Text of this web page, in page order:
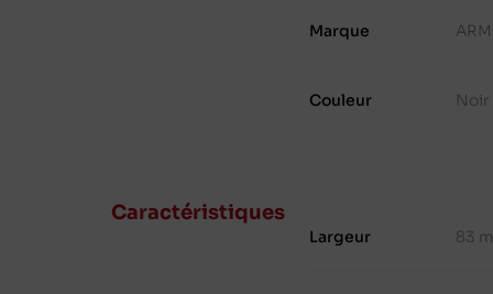
Marque
Couleur Noir
Caractéristiques
Largeur 83